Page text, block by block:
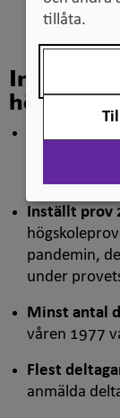
november.
skulle bidra
Inställt prov
pandemin,
under
Minst antal
våren 1977
Flest
anmälda
tillåta.